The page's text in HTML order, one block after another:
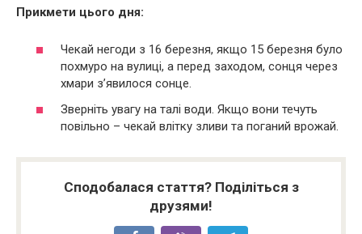
Прикмети цього дня:
Чекай негоди з 16 березня, якщо 15 березня було
похмуро на вулиці, а перед заходом, сонця через
хмари з’явилося сонце.
Зверніть увагу на талі води. Якщо вони течуть
повільно – чекай влітку зливи та поганий врожай.
Сподобалася стаття? Поділіться з
друзями!